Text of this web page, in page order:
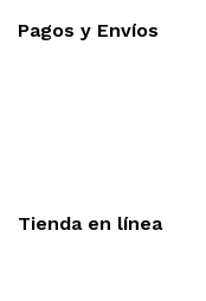
Pagos y Envíos
Tienda en línea